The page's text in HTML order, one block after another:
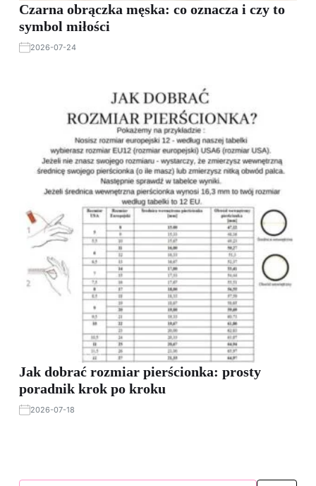
Czarna obrączka męska: co oznacza i czy to
symbol miłości
2026-07-24
Jak dobrać rozmiar pierścionka: prosty
poradnik krok po kroku
2026-07-18